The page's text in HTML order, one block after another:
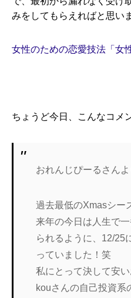
みをしてもらえればと思い
女性のための恋愛技法「女
ちょうど今日、こんなコメ
おれんじぴーるさんよ
過去最低のXmasシー
来年の今日は人生で
られるように、12/25
っていました！笑
私にとって決して安い
kouさんの自己投資系